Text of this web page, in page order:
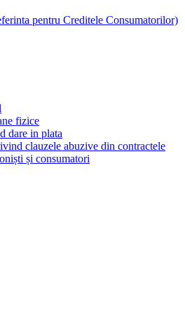
pentru Creditele Consumatorilor)
fizice
dare in plata
clauzele abuzive din contractele
și consumatori